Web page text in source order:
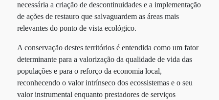
necessária a criação de descontinuidades e a implementação
de ações de restauro que salvaguardem as áreas mais
relevantes do ponto de vista ecológico.
A conservação destes territórios é entendida como um fator
determinante para a valorização da qualidade de vida das
populações e para o reforço da economia local,
reconhecendo o valor intrínseco dos ecossistemas e o seu
valor instrumental enquanto prestadores de serviços